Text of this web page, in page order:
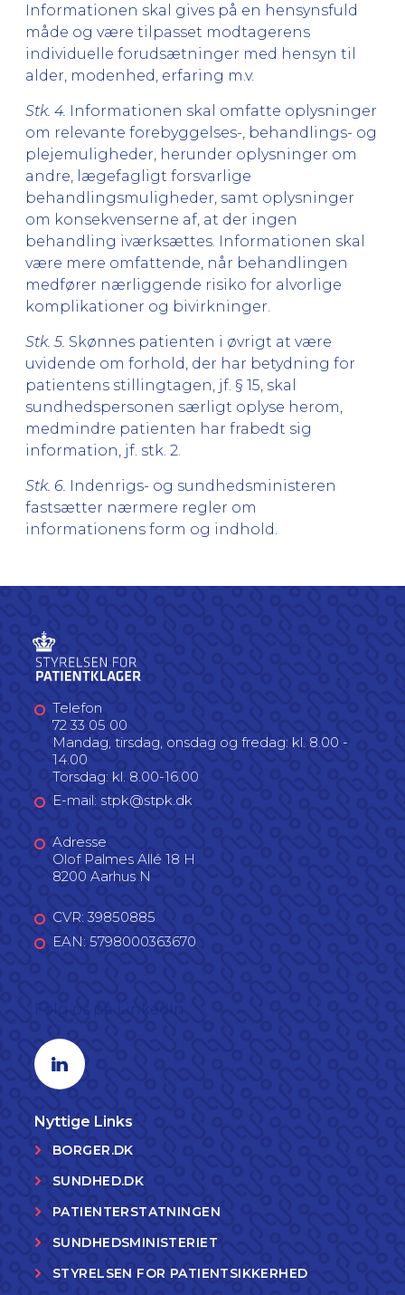
Informationen skal gives på en hensynsfuld
måde og være tilpasset modtagerens
individuelle forudsætninger med hensyn til
alder, modenhed, erfaring m.v.
Stk. 4. Informationen skal omfatte oplysninger
om relevante forebyggelses-, behandlings- og
plejemuligheder, herunder oplysninger om
andre, lægefagligt forsvarlige
behandlingsmuligheder, samt oplysninger
om konsekvenserne af, at der ingen
behandling iværksættes. Informationen skal
være mere omfattende, når behandlingen
medfører nærliggende risiko for alvorlige
komplikationer og bivirkninger.
Stk. 5. Skønnes patienten i øvrigt at være
uvidende om forhold, der har betydning for
patientens stillingtagen, jf. § 15, skal
sundhedspersonen særligt oplyse herom,
medmindre patienten har frabedt sig
information, jf. stk. 2.
Stk. 6. Indenrigs- og sundhedsministeren
fastsætter nærmere regler om
informationens form og indhold.
Telefon
72 33 05 00
Mandag, tirsdag, onsdag og fredag: kl. 8.00 -
14.00
Torsdag: kl. 8.00-16.00
E-mail: stpk@stpk.dk
Adresse
Olof Palmes Allé 18 H
8200 Aarhus N
CVR: 39850885
EAN: 5798000363670
Linkedin profil
Nyttige Links
BORGER.DK
SUNDHED.DK
PATIENTERSTATNINGEN
SUNDHEDSMINISTERIET
STYRELSEN FOR PATIENTSIKKERHED